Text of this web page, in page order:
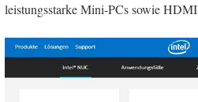
leistungsstarke Mini-PCs sowie